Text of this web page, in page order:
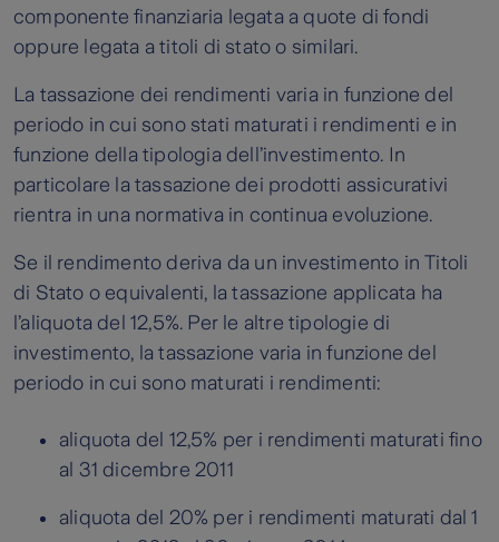
componente finanziaria legata a quote di fondi
oppure legata a titoli di stato o similari.
La tassazione dei rendimenti varia in funzione del
periodo in cui sono stati maturati i rendimenti e in
funzione della tipologia dell’investimento. In
particolare la tassazione dei prodotti assicurativi
rientra in una normativa in continua evoluzione.
Se il rendimento deriva da un investimento in Titoli
di Stato o equivalenti, la tassazione applicata ha
l’aliquota del 12,5%. Per le altre tipologie di
investimento, la tassazione varia in funzione del
periodo in cui sono maturati i rendimenti:
aliquota del 12,5% per i rendimenti maturati fino
al 31 dicembre 2011
aliquota del 20% per i rendimenti maturati dal 1